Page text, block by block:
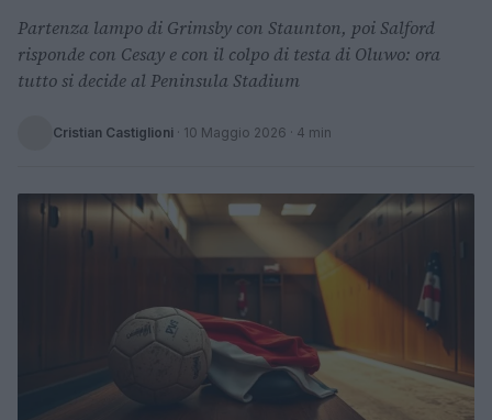
Partenza lampo di Grimsby con Staunton, poi Salford
risponde con Cesay e con il colpo di testa di Oluwo: ora
tutto si decide al Peninsula Stadium
Cristian Castiglioni · 10 Maggio 2026 · 4 min